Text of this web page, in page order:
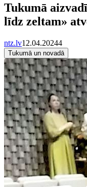
Tukumā
līdz zeltam»
ntz.lv12.04.20244
Tukumā un novadā